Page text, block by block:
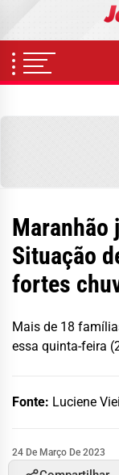
content
Maranhão
Situação
fortes
Mais de 18
essa quinta-feira
Fonte: Luciene
24 De Março De 2023